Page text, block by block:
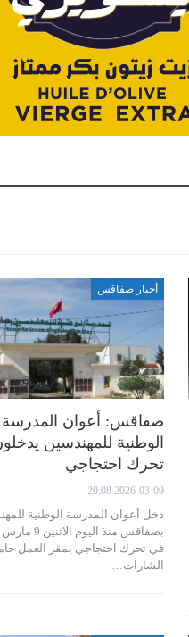
أخبار صفاقس
صفاقس: أعوان المدرسة
الوطنية للمهندسين
تحرك احتجاجي
2026-03-09 20:08
دخل أعوان المدرسة الوطنية
في تحرك احتجاجي بمقر العمل
الشارات…